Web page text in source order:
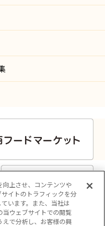
上させ、コンテンツや
イトのトラフィックを分
います。また、当社は
ウェブサイトでの閲覧
えで分析し、お客様の興